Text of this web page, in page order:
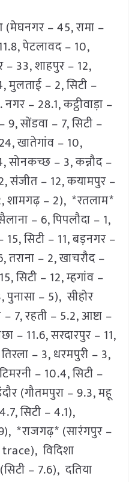
– 45, रामा –
पेटलावद – 10,
33, शाहपुर – 12,
मुलताई – 2, सिटी –
– 28.1, कट्ठीवाड़ा –
सोंडवा – 7, सिटी –
खातेगांव – 10,
सोनकच्छ – 3, कन्नौद –
संजीत – 12, कयामपुर –
शामगढ़ – 2), *रतलाम*
– 6, पिपलौदा – 1,
सिटी – 11, बड़नगर –
तराना – 2, खाचरौद –
सिटी – 12, म्हगांव –
– 5), सीहोर
7, रहती – 5.2, आष्टा –
– 11.6, सरदारपुर – 11,
– 3, धरमपुरी – 3,
– 10.4, सिटी –
(गौतमपुरा – 9.3, महू
सिटी – 4.1),
*राजगढ़* (सारंगपुर –
विदिशा
– 7.6), दतिया